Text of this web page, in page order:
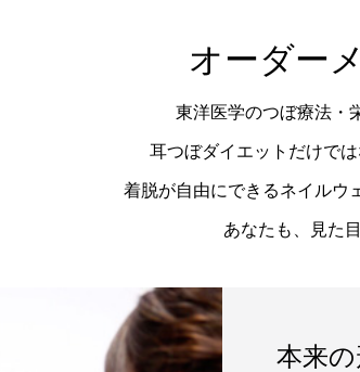
オーダー
東洋医学のつぼ療法・
耳つぼダイエットだけで
着脱が自由にできるネイルウ
あなたも、見た
本来